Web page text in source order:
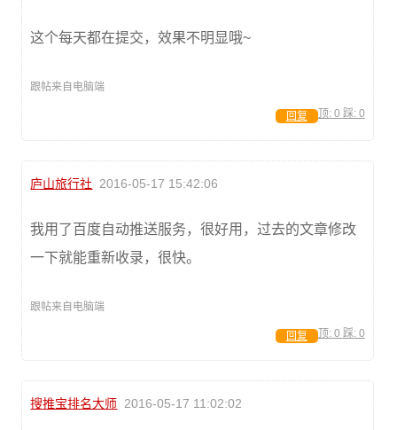
这个每天都在提交，效果不明显哦~
跟帖来自电脑端
顶: 0 踩: 0
回复
庐山旅行社 2016-05-17 15:42:06
我用了百度自动推送服务，很好用，过去的文章修改
一下就能重新收录，很快。
跟帖来自电脑端
顶: 0 踩: 0
回复
搜推宝排名大师 2016-05-17 11:02:02